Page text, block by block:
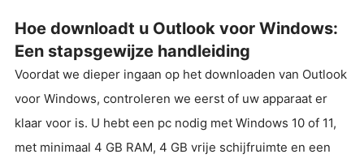
Hoe downloadt u Outlook voor Windows:
Een stapsgewijze handleiding
Voordat we dieper ingaan op het downloaden van Outlook
voor Windows, controleren we eerst of uw apparaat er
klaar voor is. U hebt een pc nodig met Windows 10 of 11,
met minimaal 4 GB RAM, 4 GB vrije schijfruimte en een